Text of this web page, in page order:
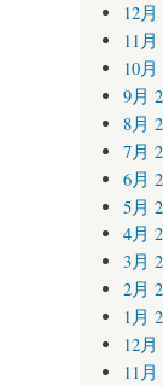
12月
11月
10月
9月
8月
7月
6月
5月
4月
3月
2月
1月
12月
11月